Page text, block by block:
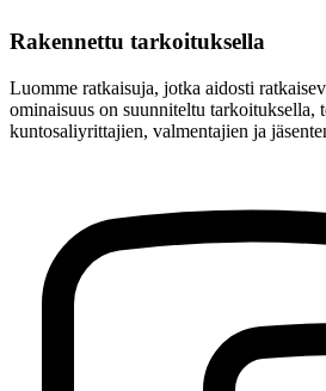
Rakennettu tarkoituksella
Luomme ratkaisuja, jotka aidosti
ominaisuus on suunniteltu tarkoituksella,
kuntosaliyrittajien, valmentajien ja